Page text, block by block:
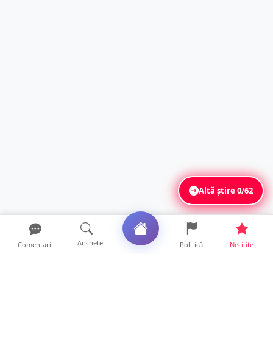
Altă știre0/62
Comentarii Anchete Politică Necitite